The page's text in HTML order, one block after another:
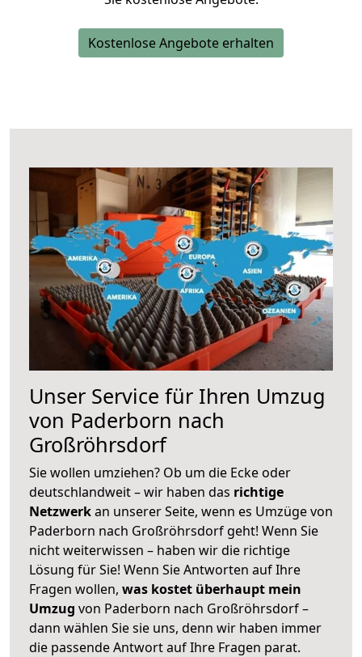
Kostenlose Angebote erhalten
Unser Service für Ihren Umzug
von Paderborn nach
Großröhrsdorf
Sie wollen umziehen? Ob um die Ecke oder
deutschlandweit – wir haben das richtige
Netzwerkan unserer Seite, wenn es Umzüge von
Paderborn nach Großröhrsdorf geht! Wenn Sie
nicht weiterwissen – haben wir die richtige
Lösung für Sie! Wenn Sie Antworten auf Ihre
Fragen wollen, was kostet überhaupt mein
Umzug von Paderborn nach Großröhrsdorf –
dann wählen Sie sie uns, denn wir haben immer
die passende Antwort auf Ihre Fragen parat.